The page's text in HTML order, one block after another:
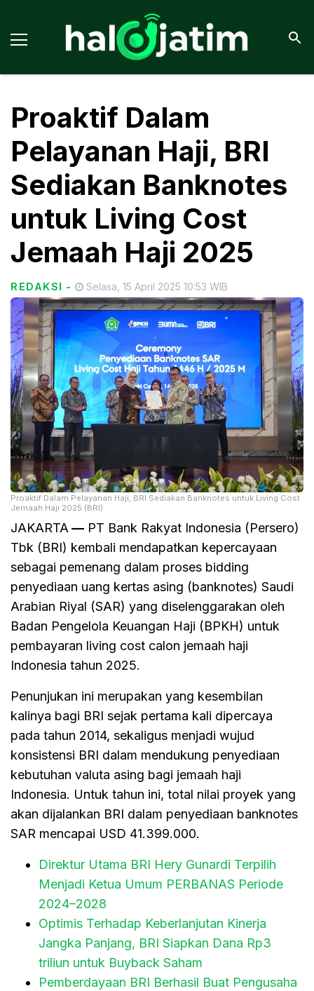
Proaktif Dalam
Pelayanan Haji, BRI
Sediakan Banknotes
untuk Living Cost
Jemaah Haji 2025
REDAKSI - Selasa, 15 April 2025 10:53 WIB
Proaktif Dalam Pelayanan Haji, BRI Sediakan Banknotes untuk Living Cost
Jemaah Haji 2025 (BRI)
JAKARTA — PT Bank Rakyat Indonesia (Persero)
Tbk (BRI) kembali mendapatkan kepercayaan
sebagai pemenang dalam proses bidding
penyediaan uang kertas asing (banknotes) Saudi
Arabian Riyal (SAR) yang diselenggarakan oleh
Badan Pengelola Keuangan Haji (BPKH) untuk
pembayaran living cost calon jemaah haji
Indonesia tahun 2025.
Penunjukan ini merupakan yang kesembilan
kalinya bagi BRI sejak pertama kali dipercaya
pada tahun 2014, sekaligus menjadi wujud
konsistensi BRI dalam mendukung penyediaan
kebutuhan valuta asing bagi jemaah haji
Indonesia. Untuk tahun ini, total nilai proyek yang
akan dijalankan BRI dalam penyediaan banknotes
SAR mencapai USD 41.399.000.
Direktur Utama BRI Hery Gunardi Terpilih
Menjadi Ketua Umum PERBANAS Periode
2024–2028
Optimis Terhadap Keberlanjutan Kinerja
Jangka Panjang, BRI Siapkan Dana Rp3
triliun untuk Buyback Saham
Pemberdayaan BRI Berhasil Buat Pengusaha